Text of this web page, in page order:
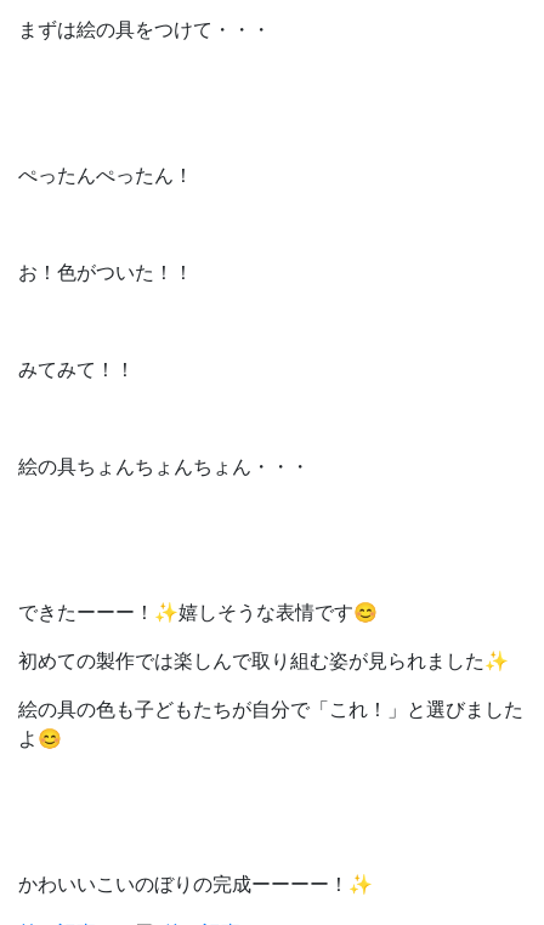
まずは絵の具をつけて・・・
ぺったんぺったん！
お！色がついた！！
みてみて！！
絵の具ちょんちょんちょん・・・
できたーーー！✨嬉しそうな表情です😊
初めての製作では楽しんで取り組む姿が見られました✨
絵の具の色も子どもたちが自分で「これ！」と選びました
よ😊
かわいいこいのぼりの完成ーーーー！✨